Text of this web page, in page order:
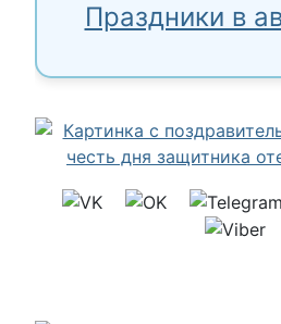
Праздники в